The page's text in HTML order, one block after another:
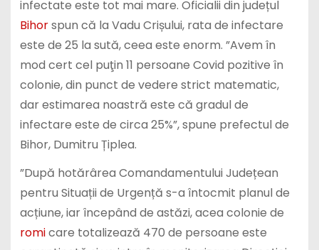
infectate este tot mai mare. Oficialii din județul
Bihorspun că la Vadu Crișului, rata de infectare
este de 25 la sută, ceea este enorm. ”Avem în
mod cert cel puţin 11 persoane Covid pozitive în
colonie, din punct de vedere strict matematic,
dar estimarea noastră este că gradul de
infectare este de circa 25%”, spune prefectul de
Bihor, Dumitru Țiplea.
”După hotărârea Comandamentului Județean
pentru Situații de Urgență s-a întocmit planul de
acțiune, iar începând de astăzi, acea colonie de
romicare totalizează 470 de persoane este